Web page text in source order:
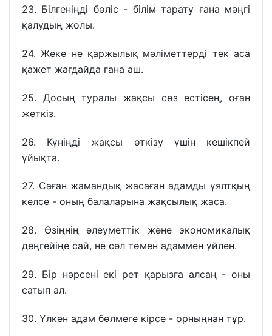
23. Білгеніңді бөліс - білім тарату ғана мәңгі
қалудың жолы.
24. Жеке не қаржылық мәліметтерді тек аса
қажет жағдайда ғана аш.
25. Досың туралы жақсы сөз естісең, оған
жеткіз.
26. Күніңді жақсы өткізу үшін кешікпей
ұйықта.
27. Саған жамандық жасаған адамды ұялтқың
келсе - оның балаларына жақсылық жаса.
28. Өзіңнің әлеуметтік және экономикалық
деңгейіңе сай, не сәл төмен адаммен үйлен.
29. Бір нәрсені екі рет қарызға алсаң - оны
сатып ал.
30. Үлкен адам бөлмеге кірсе - орныңнан тұр.